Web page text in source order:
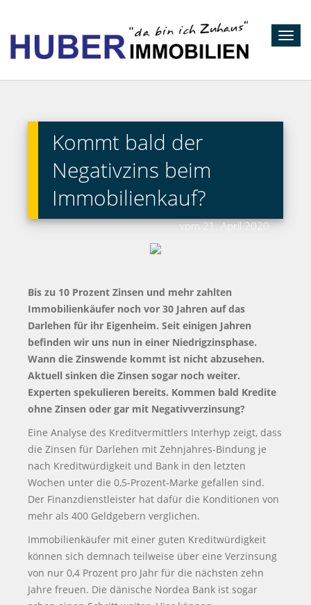
Kommt bald der
Negativzins beim
Immobilienkauf?
vom 21. April 2020
Bis zu 10 Prozent Zinsen und mehr zahlten
Immobilienkäufer noch vor 30 Jahren auf das
Darlehen für ihr Eigenheim. Seit einigen Jahren
befinden wir uns nun in einer Niedrigzinsphase.
Wann die Zinswende kommt ist nicht abzusehen.
Aktuell sinken die Zinsen sogar noch weiter.
Experten spekulieren bereits. Kommen bald Kredite
ohne Zinsen oder gar mit Negativverzinsung?
Eine Analyse des Kreditvermittlers Interhyp zeigt, dass
die Zinsen für Darlehen mit Zehnjahres-Bindung je
nach Kreditwürdigkeit und Bank in den letzten
Wochen unter die 0,5-Prozent-Marke gefallen sind.
Der Finanzdienstleister hat dafür die Konditionen von
mehr als 400 Geldgebern verglichen.
Immobilienkäufer mit einer guten Kreditwürdigkeit
können sich demnach teilweise über eine Verzinsung
von nur 0,4 Prozent pro Jahr für die nächsten zehn
Jahre freuen. Die dänische Nordea Bank ist sogar